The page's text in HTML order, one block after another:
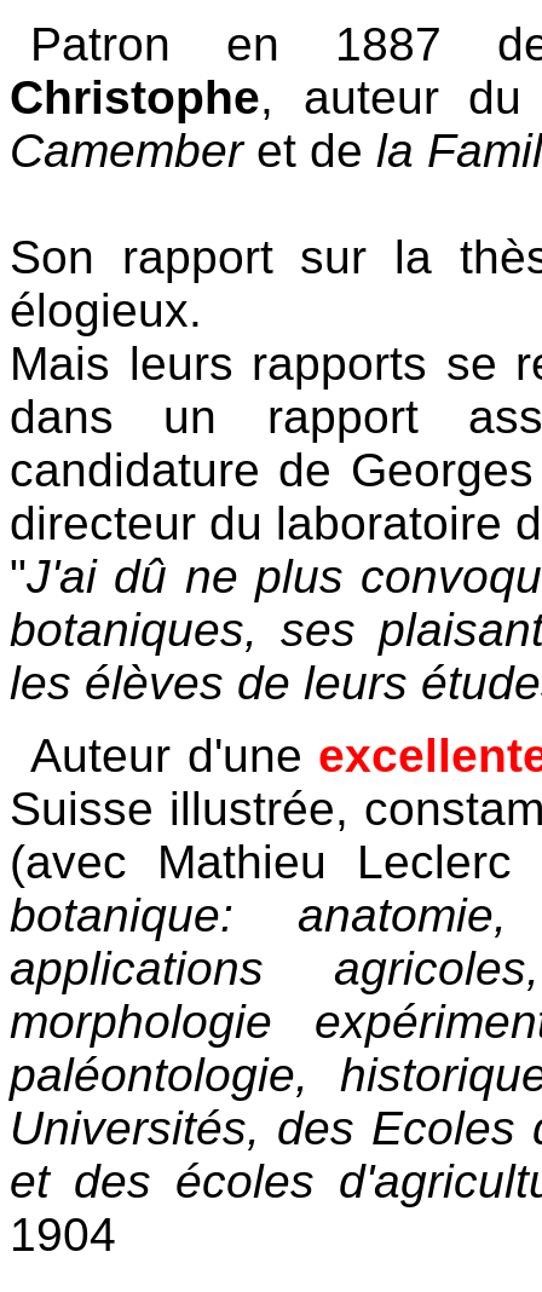
Patron en 1887
Christophe, auteur
Camemberet de la
Son rapport sur la
élogieux.
Mais leurs rapports se
dans un rapport
candidature de
directeur du laboratoire
"J'ai dû ne plus
botaniques, ses
les élèves de leurs
Auteur d'une
Suisse illustrée,
(avec Mathieu
botanique:
applications
morphologie
paléontologie,
Universités, des Ecoles
et des écoles
1904